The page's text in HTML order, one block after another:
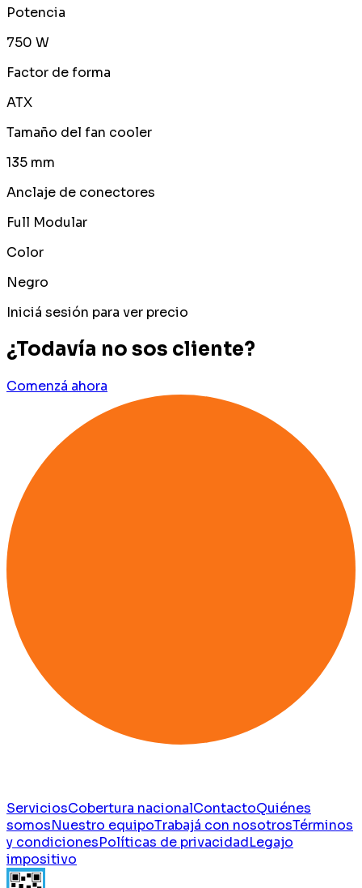
Potencia
750 W
Factor de forma
ATX
Tamaño del fan cooler
135 mm
Anclaje de conectores
Full Modular
Color
Negro
Iniciá sesión para ver precio
¿Todavía no sos cliente?
Comenzá ahora
ServiciosCobertura nacionalContactoQuiénes
somosNuestro equipoTrabajá con nosotrosTérminos
y condicionesPolíticas de privacidadLegajo
impositivo